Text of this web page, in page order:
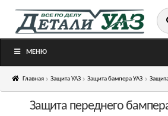
Перейти
Перейти
МЕНЮ
Главная Защита УАЗ Защита бампера УАЗ
Защита переднего